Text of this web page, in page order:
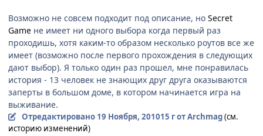
Возможно не совсем подходит под описание, но Secret
Game не имеет ни одного выбора когда первый раз
проходишь, хотя каким-то образом несколько роутов все же
имеет (возможно после первого прохождения в следующих
дают выбор). Я только один раз прошел, мне понравилась
история - 13 человек не знающих друг друга оказываются
заперты в большом доме, в котором начинается игра на
выживание.
Отредактировано 19 Ноября, 201015 гот Archmag(см.
историю изменений)